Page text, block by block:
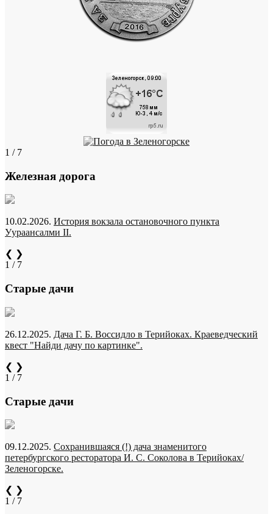
1 / 7
Железная дорога
10.02.2026. История вокзала остановочного пункта
Уураансалми II.
❮ ❯
1 / 7
Старые дачи
26.12.2025. Дача Г. Б. Воссидло в Терийоках. Краеведческий
квест "Найди дачу по картинке".
❮ ❯
1 / 7
Старые дачи
09.12.2025. Сохранившаяся (!) дача знаменитого
петербургского ресторатора И. С. Соколова в Терийоках/
Зеленогорске.
❮ ❯
1 / 7